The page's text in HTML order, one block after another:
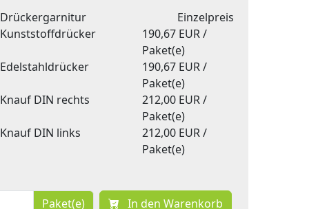
Drückergarnitur
Einzelpreis
Kunststoffdrücker
190,67 EUR /
Paket(e)
Edelstahldrücker
190,67 EUR /
Paket(e)
Knauf DIN rechts
212,00 EUR /
Paket(e)
Knauf DIN links
212,00 EUR /
Paket(e)
Paket(e) In den Warenkorb